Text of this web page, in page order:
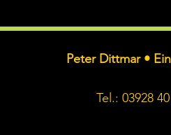
Peter Dittmar •
Tel.: 03928